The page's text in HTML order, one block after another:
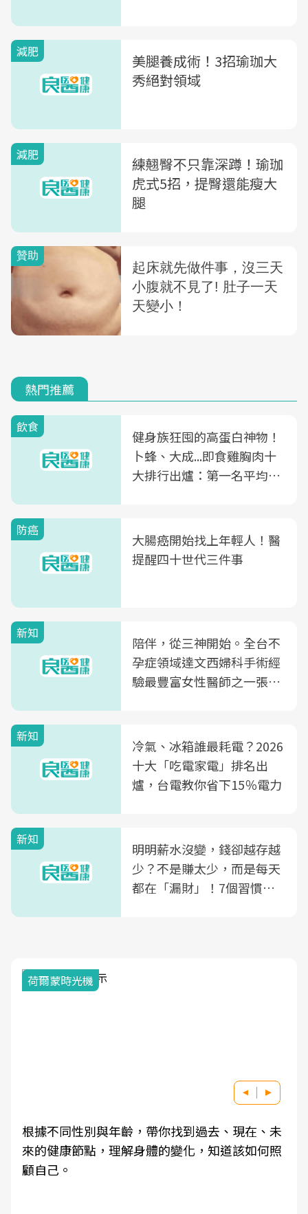
減肥
美腿養成術！3招瑜珈大
秀絕對領域
減肥
練翹臀不只靠深蹲！瑜珈
虎式5招，提臀還能瘦大
腿
熱門推薦
飲食
健身族狂囤的高蛋白神物！
卜蜂、大成...即食雞胸肉十
大排行出爐：第一名平均一
防癌
大腸癌開始找上年輕人！醫
提醒四十世代三件事
新知
陪伴，從三神開始。全台不
孕症領域達文西婦科手術經
驗最豐富女性醫師之一張永
光田醫院建構360度女性健
康照護生態圈
新知
冷氣、冰箱誰最耗電？2026
十大「吃電家電」排名出
爐，台電教你省下15％電力
新知
明明薪水沒變，錢卻越存越
少？不是賺太少，而是每天
都在「漏財」！7個習慣一
荷爾蒙時光機
根據不同性別與年齡，帶你找到過去、現在、未
來的健康節點，理解身體的變化，知道該如何照
顧自己。